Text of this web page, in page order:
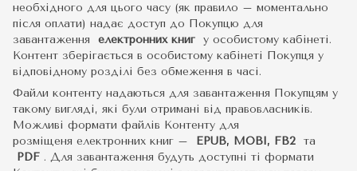
необхідного для цього часу (як правило – моментально
після оплати) надає доступ до Покупцю для
завантаження електронних книг у особистому кабінеті.
Контент зберігається в особистому кабінеті Покупця у
відповідному розділі без обмеження в часі.
Файли контенту надаються для завантаження Покупцям у
такому вигляді, які були отримані від правовласників.
Можливі формати файлів Контенту для
розміщеня електронних книг –
EPUB, MOBI, FB2 та
PDF . Для завантаження будуть доступні ті формати